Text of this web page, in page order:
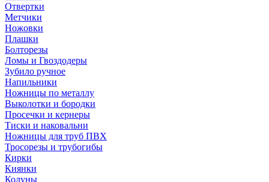
Отвертки
Метчики
Ножовки
Плашки
Болторезы
Ломы и Гвоздодеры
Зубило ручное
Напильники
Ножницы по металлу
Выколотки и бородки
Просечки и кернеры
Тиски и наковальни
Ножницы для труб ПВХ
Тросорезы и трубогибы
Кирки
Киянки
Колуны